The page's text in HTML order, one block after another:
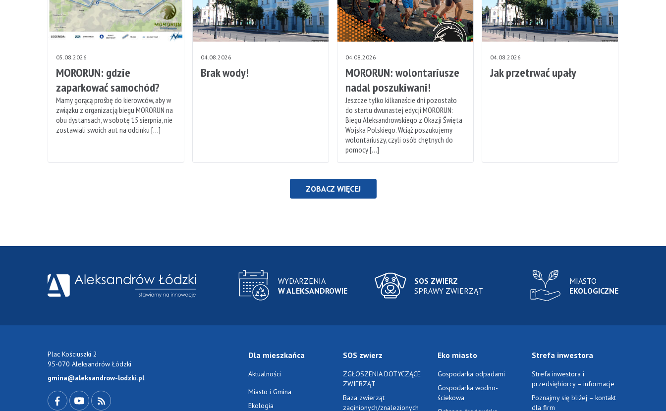
05.08.2026
MORORUN: gdzie
zaparkować samochód?
Mamy gorącą prośbę do kierowców, aby w
związku z organizacją biegu MORORUN na
obu dystansach, w sobotę 15 sierpnia, nie
zostawiali swoich aut na odcinku […]
04.08.2026
Brak wody!
04.08.2026
MORORUN: wolontariusze
nadal poszukiwani!
Jeszcze tylko kilkanaście dni pozostało
do startu dwunastej edycji MORORUN:
Biegu Aleksandrowskiego z Okazji Święta
Wojska Polskiego. Wciąż poszukujemy
wolontariuszy, czyli osób chętnych do
pomocy […]
04.08.2026
Jak przetrwać upały
ZOBACZ WIĘCEJ
WYDARZENIA
W ALEKSANDROWIE
SOS ZWIERZ
SPRAWY ZWIERZĄT
MIASTO
EKOLOGICZNE
Plac Kościuszki 2
95-070 Aleksandrów Łódzki
gmina@aleksandrow-lodzki.pl
Dla mieszkańca
Aktualności
Miasto i Gmina
Ekologia
SOS zwierz
ZGŁOSZENIA DOTYCZĄCE
ZWIERZĄT
Baza zwierząt
zaginionych/znalezionych
Eko miasto
Gospodarka odpadami
Gospodarka wodno-
ściekowa
Strefa inwestora
Strefa inwestora i
przedsiębiorcy – informacje
Poznajmy się bliżej – kontakt
dla firm